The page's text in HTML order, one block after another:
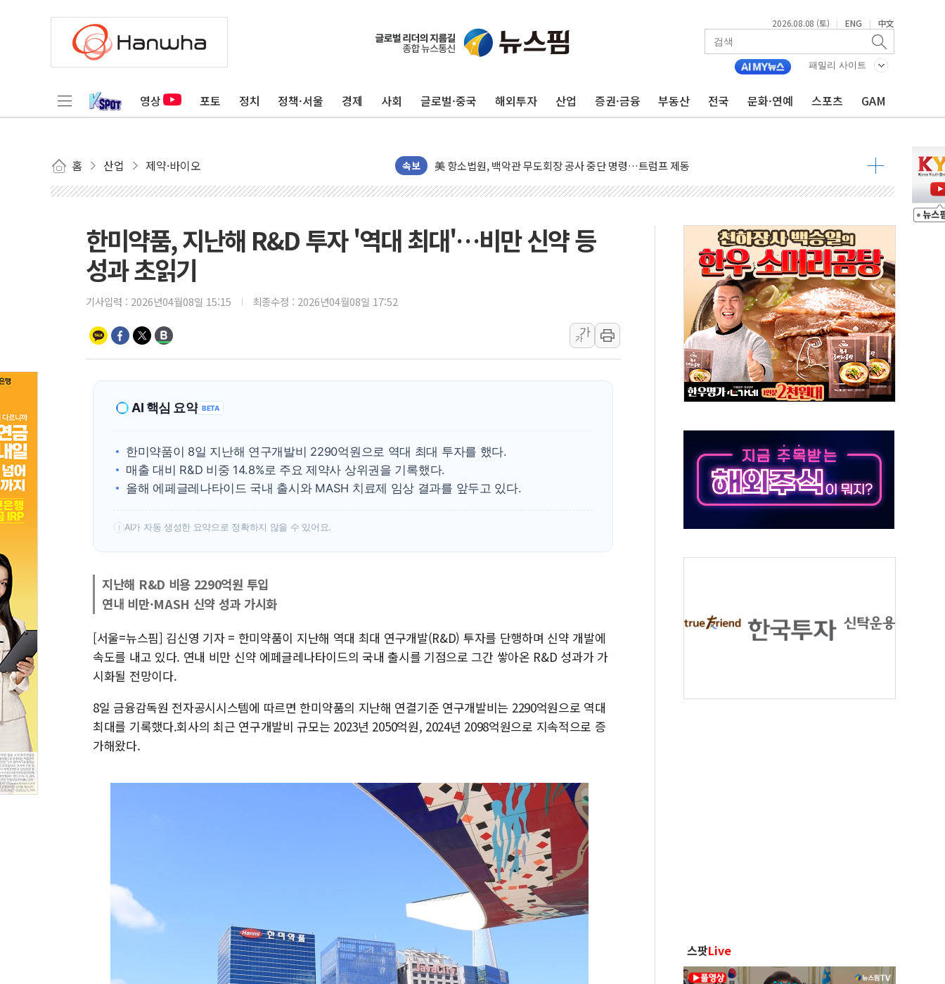
2026.08.08 (토) | ENG | 中文
패밀리 사이트
영상 포토 정치 정책·서울 경제 사회 글로벌·중국 해외투자 산업 증권·금융 부동산 전국 문화·연예 스포츠 GAM
홈 산업 제약·바이오 속보
[종합] 이슬람 수니파 3국, '공동방위협정' 체결… 이스라엘·이란 위협에 맞설 자체 억지력 강화
이란 핵심 원유 수출항 '하르그섬', 최근 1주일 이상 '올스톱'… 美 해상봉쇄 영향
美 고용 쇼크에 엔화 장중 급등…시장은 "또 개입했나" 촉각
뉴욕증시 프리뷰, 美 고용 쇼크에 금리 인상 우려 후퇴…나스닥 선물 1%대 상승
[종합] 美 7월 고용 2만3000명 감소 '쇼크'…9월 금리 인상 기대 후퇴
뉴욕증시 개장 전 특징주...아틀라시안·클라우드플레어·태양광주↑ VS 트레이드데스크·웬디스↓
보훈부, 미 DPAA와 MOU… "6·25 미군 실종자 7359명 끝까지 찾겠다"
트럼프 "금리 내려야"…파월 때와 달리 워시엔 톤 낮춰
특정 정치인 측근 포항시 정책특보 내정설...포항시 '시끌'
李 "해남 태양광, 대한민국 다음 100년 밑거름…수도권 집중 완화 전환점"
李 대통령, '6시간 마라톤 부동산 2차 회의' 주재… "전폭적 공급 확대·속도전 총력"
이란와이어 "이란 최고지도자 위독…곧 사망해도 놀랍지 않아"
남동발전, 해남군에 국내 최대 규모 400MW 태양광 착공…여의도 1.6배 규모
[인도증시] 중동 불안 속 유가 상승에 소폭 하락...금융주 낙폭 커
한미약품, 지난해 R&D 투자 '역대 최대'…비만 신약 등
성과 초읽기
기사입력 : 2026년04월08일 15:15 최종수정 : 2026년04월08일 17:52
가
가
AI 핵심 요약 BETA
한미약품이 8일 지난해 연구개발비 2290억원으로 역대 최대 투자를 했다.
매출 대비 R&D 비중 14.8%로 주요 제약사 상위권을 기록했다.
올해 에페글레나타이드 국내 출시와 MASH 치료제 임상 결과를 앞두고 있다.
! AI가 자동 생성한 요약으로 정확하지 않을 수 있어요.
지난해 R&D 비용 2290억원 투입
연내 비만·MASH 신약 성과 가시화
[서울=뉴스핌] 김신영 기자 = 한미약품이 지난해 역대 최대 연구개발(R&D) 투자를 단행하며 신약 개발에
속도를 내고 있다. 연내 비만 신약 에페글레나타이드의 국내 출시를 기점으로 그간 쌓아온 R&D 성과가 가
시화될 전망이다.
8일 금융감독원 전자공시시스템에 따르면 한미약품의 지난해 연결기준 연구개발비는 2290억원으로 역대
최대를 기록했다.회사의 최근 연구개발비 규모는 2023년 2050억원, 2024년 2098억원으로 지속적으로 증
가해왔다.
스팟Live